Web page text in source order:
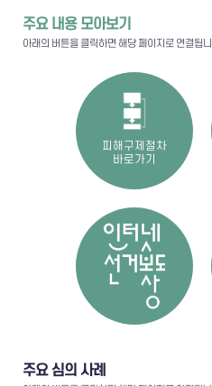
주요 내용 모아보기
아래의 버튼을 클릭하면 해당 페이지로 연결됩
피해구제절차
바로가기
인터넷 선거보도상
주요 심의 사례